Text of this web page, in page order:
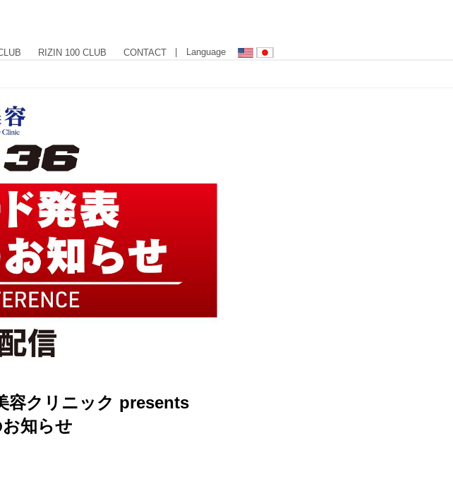
RIZIN 100 CLUB CONTACT | Language
容クリニック presents
知らせ